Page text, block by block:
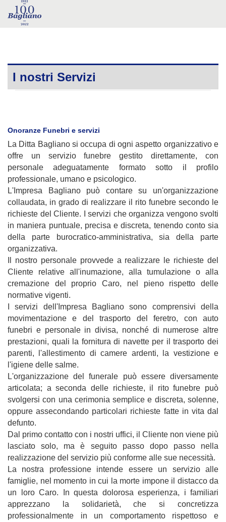
I nostri Servizi
Onoranze Funebri e servizi
La Ditta Bagliano si occupa di ogni aspetto organizzativo e
offre un servizio funebre gestito direttamente, con
personale adeguatamente formato sotto il profilo
professionale, umano e psicologico.
L'Impresa Bagliano può contare su un'organizzazione
collaudata, in grado di realizzare il rito funebre secondo le
richieste del Cliente. I servizi che organizza vengono svolti
in maniera puntuale, precisa e discreta, tenendo conto sia
della parte burocratico-amministrativa, sia della parte
organizzativa.
Il nostro personale provvede a realizzare le richieste del
Cliente relative all'inumazione, alla tumulazione o alla
cremazione del proprio Caro, nel pieno rispetto delle
normative vigenti.
I servizi dell'Impresa Bagliano sono comprensivi della
movimentazione e del trasporto del feretro, con auto
funebri e personale in divisa, nonché di numerose altre
prestazioni, quali la fornitura di navette per il trasporto dei
parenti, l'allestimento di camere ardenti, la vestizione e
l'igiene delle salme.
L'organizzazione del funerale può essere diversamente
articolata; a seconda delle richieste, il rito funebre può
svolgersi con una cerimonia semplice e discreta, solenne,
oppure assecondando particolari richieste fatte in vita dal
defunto.
Dal primo contatto con i nostri uffici, il Cliente non viene più
lasciato solo, ma è seguito passo dopo passo nella
realizzazione del servizio più conforme alle sue necessità.
La nostra professione intende essere un servizio alle
famiglie, nel momento in cui la morte impone il distacco da
un loro Caro. In questa dolorosa esperienza, i familiari
apprezzano la solidarietà, che si concretizza
professionalmente in un comportamento rispettoso e